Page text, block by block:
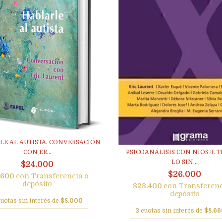
AL AUTISTA. CONVERSACIÓN
CON ER...
$24.000
con Transferencia o
depósito
sin interés de $8.000
PSICOANÁLISIS CON NIOS 3.
LO SIN...
$26.000
$23.400 con
depósito
3 cuotas sin interés de